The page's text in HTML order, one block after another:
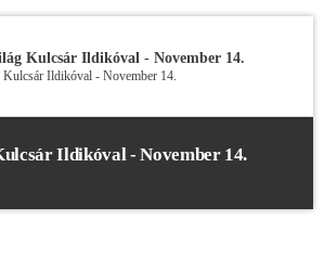
Kulcsár Ildikóval - November 14.
Ildikóval - November 14.
Ildikóval - November 14.